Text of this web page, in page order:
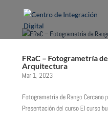
FRaC – Fotogrametría
Arquitectura
Mar 1, 2023
Fotogrametría de Rango Cercano
Presentación del curso El curso